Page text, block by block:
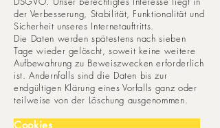
der Verbesserung, Stabilität, Funktionalität und
Sicherheit unseres Internetauftritts.
Die Daten werden spätestens nach sieben
Tage wieder gelöscht, soweit keine weitere
Aufbewahrung zu Beweiszwecken erforderlich
ist. Andernfalls sind die Daten bis zur
endgültigen Klärung eines Vorfalls ganz oder
teilweise von der Löschung ausgenommen.
Cookies